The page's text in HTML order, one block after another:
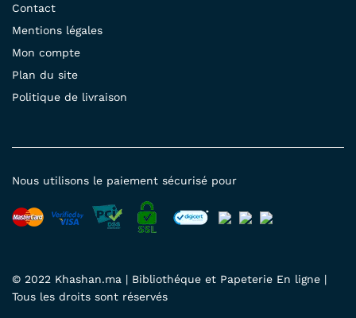
Contact
Mentions légales
Mon compte
Plan du site
Politique de livraison
© 2022 Khashan.ma | Bibliothéque et Papeterie En ligne |
Tous les droits sont réservés
Nous utilisons le paiement sécurisé pour